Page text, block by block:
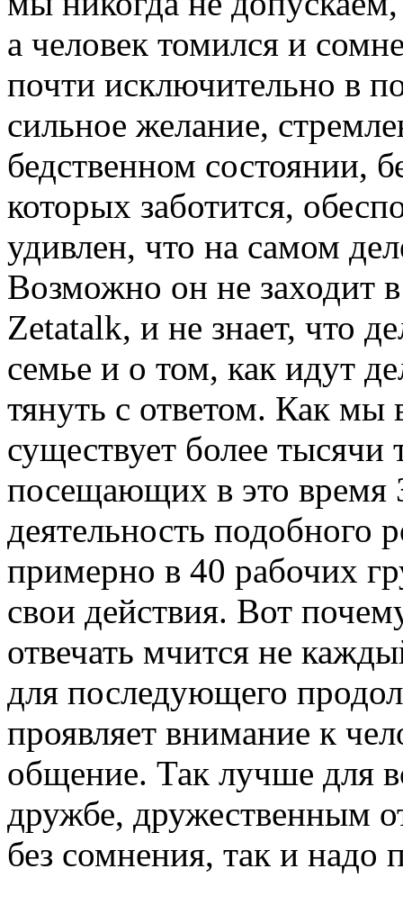
а человек томился и
почти исключительно в
сильное желание,
бедственном состоянии,
которых заботится,
удивлен, что на самом
Возможно он не заходит
Zetatalk, и не знает, что
семье и о том, как идут
тянуть с ответом. Как
существует более
посещающих в это время
деятельность подобного
примерно в 40 рабочих
свои действия. Вот
отвечать мчится не
для последующего
проявляет внимание к
общение. Так лучше для
дружбе, дружественным
без сомнения, так и надо